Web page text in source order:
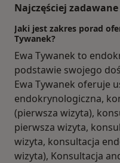
Najczęściej
Jaki jest zakres porad
Tywanek?
Ewa Tywanek to
podstawie swojego
Ewa Tywanek oferuje
endokrynologiczna,
(pierwsza wizyta),
pierwsza wizyta,
wizyta, konsultacja
wizyta), Konsultacja